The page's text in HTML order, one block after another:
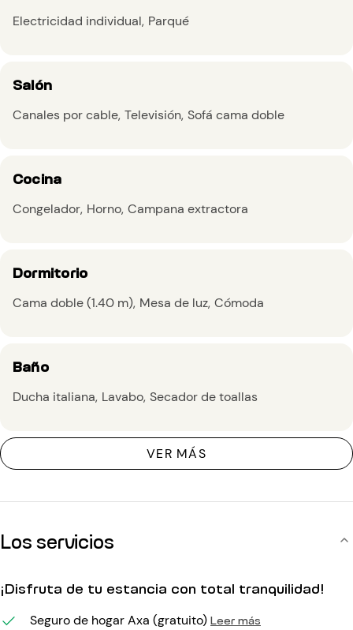
Electricidad individual Parqué
Salón
Canales por cable Televisión Sofá cama doble
Cocina
Congelador Horno Campana extractora
Dormitorio
Cama doble (1.40 m) Mesa de luz Cómoda
Baño
Ducha italiana Lavabo Secador de toallas
VER MÁS
Los servicios
¡Disfruta de tu estancia con total tranquilidad!
Seguro de hogar Axa (gratuito) Leer más